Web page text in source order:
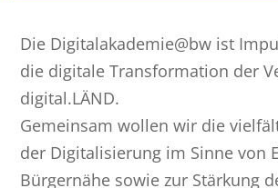
Die Digitalakademie@bw ist
die digitale Transformation der
digital.LÄND.
Gemeinsam wollen wir die
der Digitalisierung im Sinne von
Bürgernähe sowie zur Stärkung